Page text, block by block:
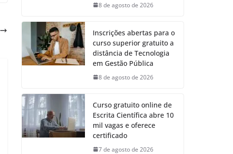
8 de agosto de 2026
Inscrições abertas para o
curso superior gratuito a
distância de Tecnologia
em Gestão Pública
8 de agosto de 2026
Curso gratuito online de
Escrita Científica abre 10
mil vagas e oferece
certificado
7 de agosto de 2026